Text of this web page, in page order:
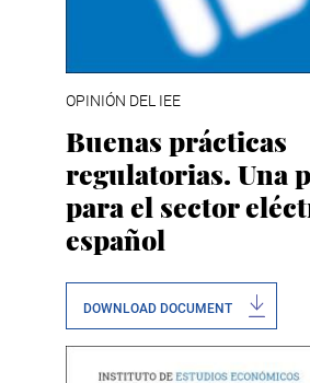
OPINIÓN DEL IEE
Buenas prácticas
regulatorias. Una
para el sector
español
DOWNLOAD DOCUMENT